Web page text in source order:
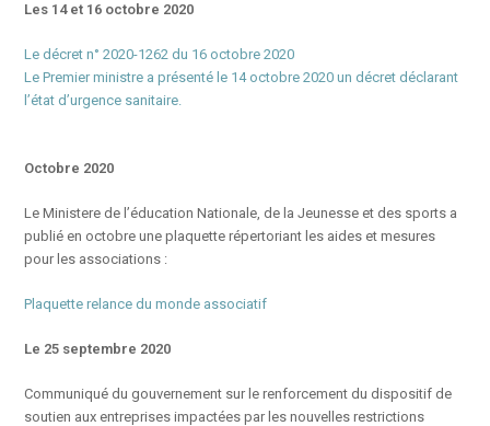
Les 14 et 16 octobre 2020
Le décret n° 2020-1262 du 16 octobre 2020
Le Premier ministre a présenté le 14 octobre 2020 un décret déclarant
l’état d’urgence sanitaire.
Octobre 2020
Le Ministere de l’éducation Nationale, de la Jeunesse et des sports a
publié en octobre une plaquette répertoriant les aides et mesures
pour les associations :
Plaquette relance du monde associatif
Le 25 septembre 2020
Communiqué du gouvernement sur le renforcement du dispositif de
soutien aux entreprises impactées par les nouvelles restrictions